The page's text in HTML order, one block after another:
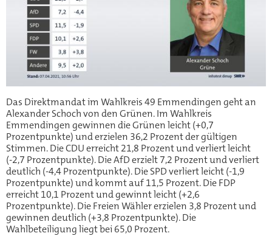
Das Direktmandat im Wahlkreis 49 Emmendingen geht an
Alexander Schoch von den Grünen. Im Wahlkreis
Emmendingen gewinnen die Grünen leicht (+0,7
Prozentpunkte) und erzielen 36,2 Prozent der gültigen
Stimmen. Die CDU erreicht 21,8 Prozent und verliert leicht
(-2,7 Prozentpunkte). Die AfD erzielt 7,2 Prozent und verliert
deutlich (-4,4 Prozentpunkte). Die SPD verliert leicht (-1,9
Prozentpunkte) und kommt auf 11,5 Prozent. Die FDP
erreicht 10,1 Prozent und gewinnt leicht (+2,6
Prozentpunkte). Die Freien Wähler erzielen 3,8 Prozent und
gewinnen deutlich (+3,8 Prozentpunkte). Die
Wahlbeteiligung liegt bei 65,0 Prozent.